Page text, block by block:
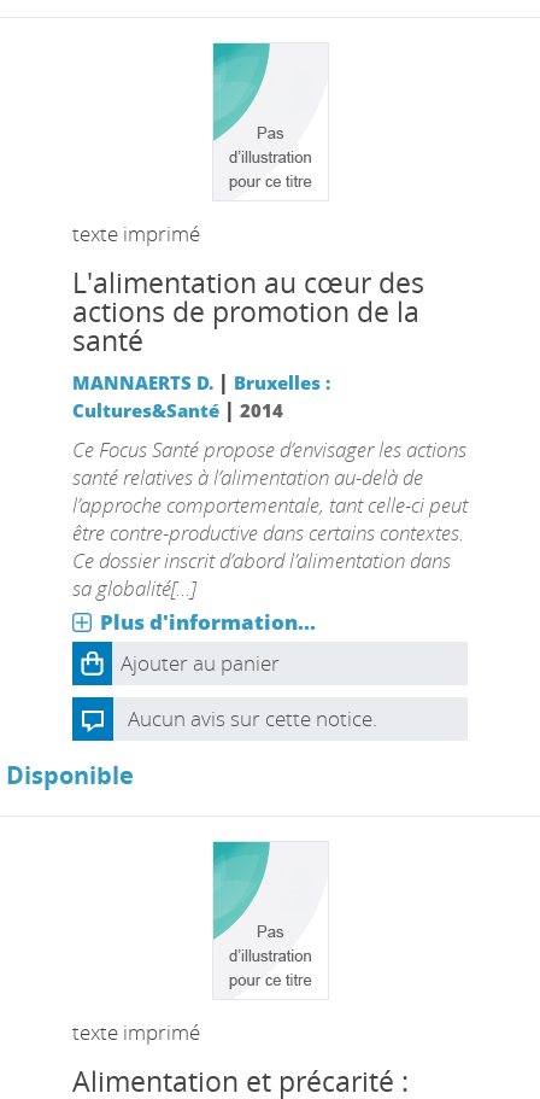
texte imprimé
L'alimentation au cœur des
actions de promotion de la
santé
MANNAERTS D. | Bruxelles :
Cultures&Santé| 2014
Ce Focus Santé propose d’envisager les actions
santé relatives à l’alimentation au-delà de
l’approche comportementale, tant celle-ci peut
être contre-productive dans certains contextes.
Ce dossier inscrit d’abord l’alimentation dans
sa globalité[...]
Plus d'information...
Ajouter au panier
Aucun avis sur cette notice.
Disponible
texte imprimé
Alimentation et précarité :